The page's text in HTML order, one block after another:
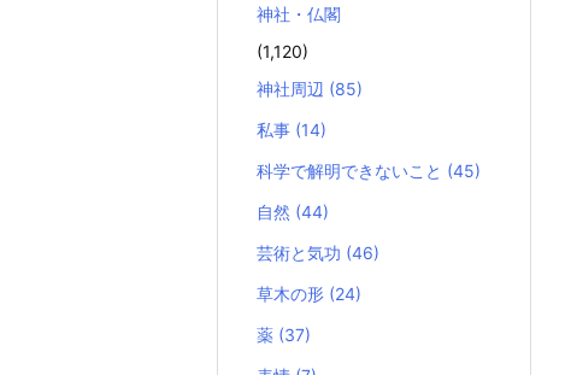
神社・仏閣
(1,120)
神社周辺 (85)
私事 (14)
科学で解明できないこと (45)
自然 (44)
芸術と気功 (46)
草木の形 (24)
薬 (37)